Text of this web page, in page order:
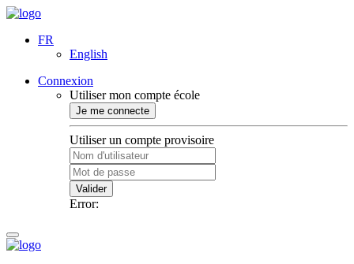
FR
English
Connexion
Utiliser mon compte école
Je me connecte
Utiliser un compte provisoire
Valider
Error: